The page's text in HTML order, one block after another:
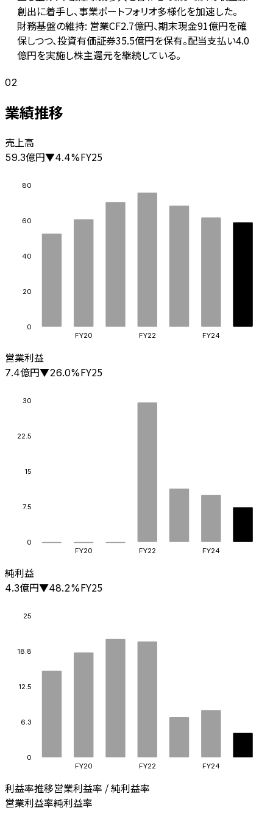
創出に着手し、事業ポートフォリオ多様化を加速した。
財務基盤の維持: 営業CF2.7億円、期末現金91億円を確
保しつつ、投資有価証券35.5億円を保有。配当支払い4.0
億円を実施し株主還元を継続している。
02
業績推移
売上高
59.3億円▼4.4%FY25
0
20
40
60
80
FY20 FY22 FY24
営業利益
7.4億円▼26.0%FY25
0
7.5
15
22.5
30
FY20 FY22 FY24
純利益
4.3億円▼48.2%FY25
0
6.3
12.5
18.8
25
FY20 FY22 FY24
利益率推移営業利益率 / 純利益率
営業利益率純利益率